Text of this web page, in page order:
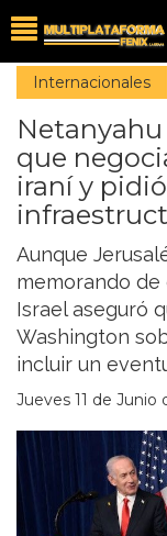
Internacionales
que
iraní y
Aunque
memorando
Israel aseguró
Washington
incluir un
Jueves 11 de Junio